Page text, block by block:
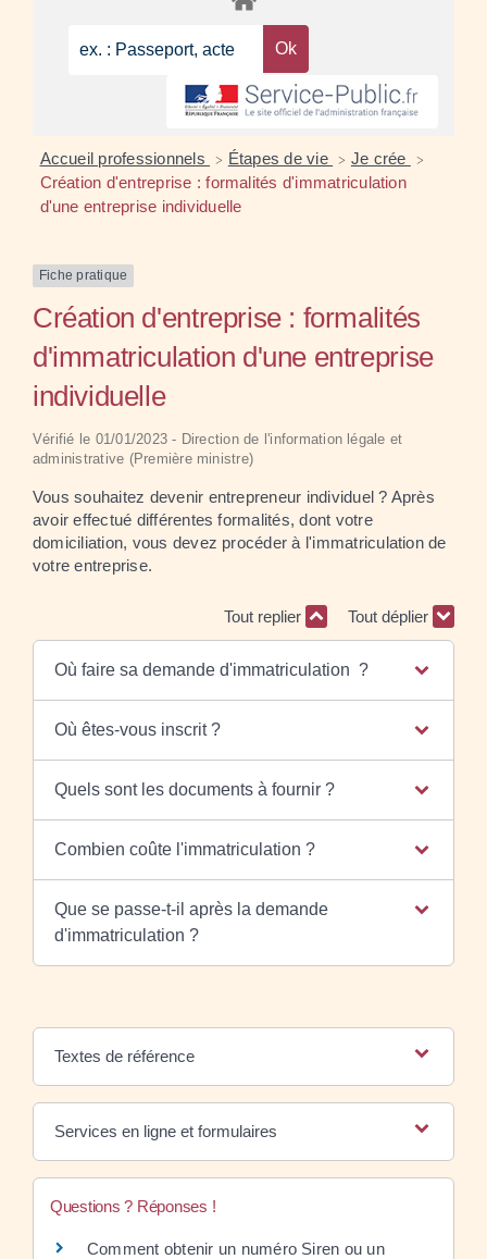
Accueil professionnels > Étapes de vie > Je crée >
Création d'entreprise : formalités d'immatriculation
d'une entreprise individuelle
Fiche pratique
Création d'entreprise : formalités
d'immatriculation d'une entreprise
individuelle
Vérifié le 01/01/2023 - Direction de l'information légale et
administrative (Première ministre)
Vous souhaitez devenir entrepreneur individuel ? Après
avoir effectué différentes formalités, dont votre
domiciliation, vous devez procéder à l'immatriculation de
votre entreprise.
Tout replier Tout déplier
Où faire sa demande d'immatriculation ?
Où êtes-vous inscrit ?
Quels sont les documents à fournir ?
Combien coûte l'immatriculation ?
Que se passe-t-il après la demande
d'immatriculation ?
Textes de référence
Services en ligne et formulaires
Questions ? Réponses !
Comment obtenir un numéro Siren ou un